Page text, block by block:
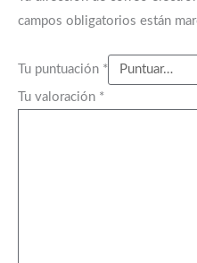
campos obligatorios están
Tu puntuación *
Tu valoración *